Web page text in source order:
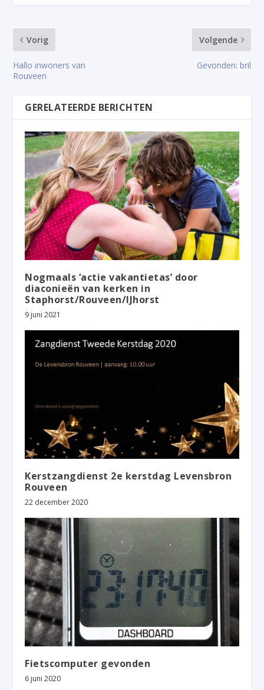
Vorig
Hallo inwoners van
Rouveen
Volgende
Gevonden: bril
GERELATEERDE BERICHTEN
Nogmaals ‘actie vakantietas’ door
diaconieën van kerken in
Staphorst/Rouveen/IJhorst
9 juni 2021
Kerstzangdienst 2e kerstdag Levensbron
Rouveen
22 december 2020
Fietscomputer gevonden
6 juni 2020